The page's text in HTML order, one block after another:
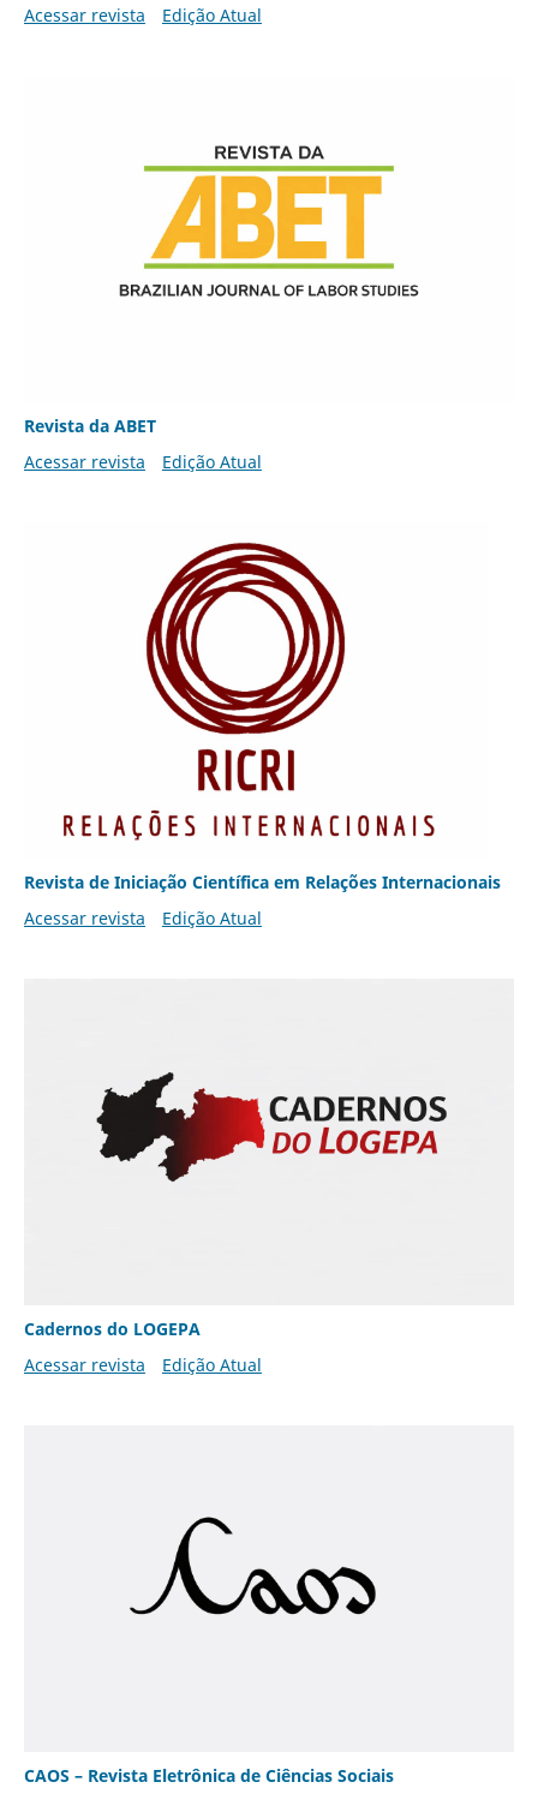
Acessar revista Edição Atual
Revista da ABET
Acessar revista
Edição Atual
Revista de Iniciação Científica em Relações Internacionais
Acessar revista
Edição Atual
Cadernos do LOGEPA
Acessar revista
Edição Atual
CAOS – Revista Eletrônica de Ciências Sociais